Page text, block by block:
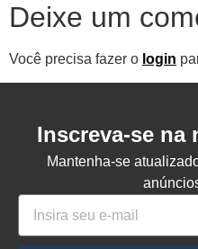
Deixe um
Você precisa fazer o login
Inscreva-se na
Mantenha-se